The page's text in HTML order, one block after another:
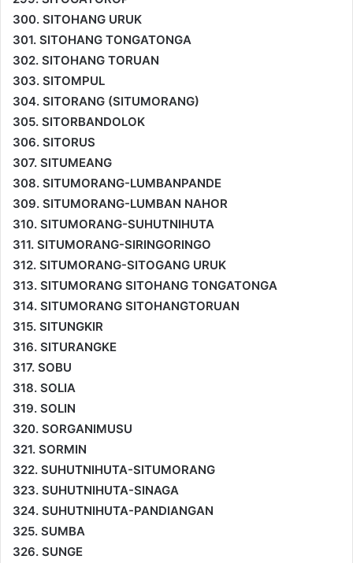
300. SITOHANG URUK
301. SITOHANG TONGATONGA
302. SITOHANG TORUAN
303. SITOMPUL
304. SITORANG (SITUMORANG)
305. SITORBANDOLOK
306. SITORUS
307. SITUMEANG
308. SITUMORANG-LUMBANPANDE
309. SITUMORANG-LUMBAN NAHOR
310. SITUMORANG-SUHUTNIHUTA
311. SITUMORANG-SIRINGORINGO
312. SITUMORANG-SITOGANG URUK
313. SITUMORANG SITOHANG TONGATONGA
314. SITUMORANG SITOHANGTORUAN
315. SITUNGKIR
316. SITURANGKE
317. SOBU
318. SOLIA
319. SOLIN
320. SORGANIMUSU
321. SORMIN
322. SUHUTNIHUTA-SITUMORANG
323. SUHUTNIHUTA-SINAGA
324. SUHUTNIHUTA-PANDIANGAN
325. SUMBA
326. SUNGE